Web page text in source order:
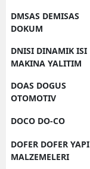
DMSAS DEMISAS
DOKUM
DNISI DINAMIK ISI
MAKINA YALITIM
DOAS DOGUS
OTOMOTIV
DOCO DO-CO
DOFER DOFER YAPI
MALZEMELERI